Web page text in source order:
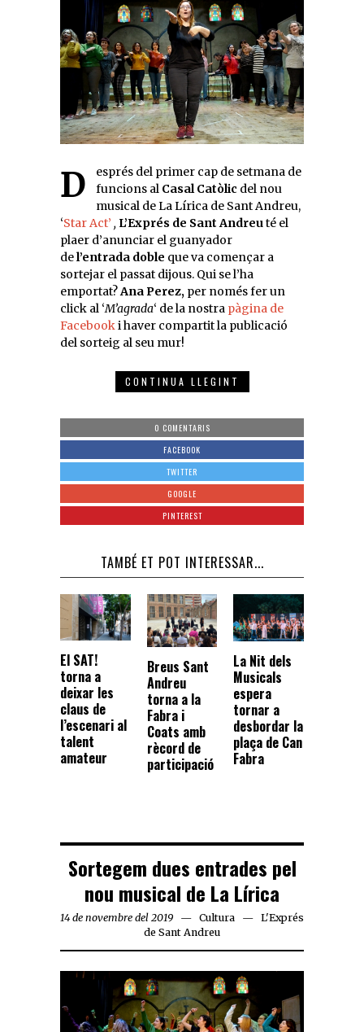
Després del primer cap de setmana de funcions al Casal Catòlic del nou
musical de La Lírica de Sant Andreu,
‘Star Act’ , L’Exprés de Sant Andreuté el
plaer d’anunciar el guanyador
del’entrada doble que va començar a
sortejar el passat dijous. Qui se l’ha
emportat?Ana Perez, per només fer un
click al ‘M’agrada‘ de la nostra pàgina de
Facebooki haver compartit la publicació
del sorteig al seu mur!
CONTINUA LLEGINT
0 COMENTARIS
FACEBOOK
TWITTER
GOOGLE
PINTEREST
TAMBÉ ET POT INTERESSAR...
El SAT!
torna a
deixar les
claus de
l’escenari al
talent
amateur
Breus Sant
Andreu
torna a la
Fabra i
Coats amb
rècord de
participació
La Nit dels
Musicals
espera
tornar a
desbordar la
plaça de Can
Fabra
Sortegem dues entrades pel
nou musical de La Lírica
14 de novembre del 2019 Cultura
L'Exprés
de Sant Andreu